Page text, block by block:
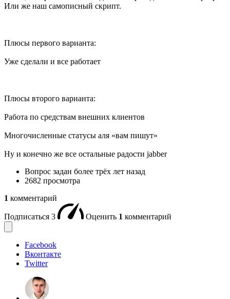
Или же наш самописный скрипт.
Плюсы первого варианта:
Уже сделали и все работает
Плюсы второго варианта:
Работа по средствам внешних клиентов
Многочисленные статусы аля «вам пишут»
Ну и конечно же все остальные радости jabber
Вопрос задан более трёх лет назад
2682 просмотра
1 комментарий
Подписаться 3 Оценить 1 комментарий
Facebook
Вконтакте
Twitter